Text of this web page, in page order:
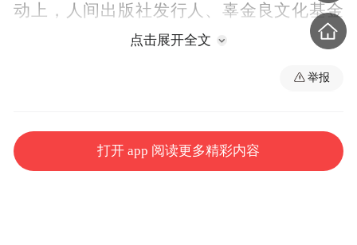
动上，人间出版社发行人、辜金良文化基金
会董事长蓝博洲介绍，在“七七事变”88周年
蓝博洲表示，林书扬是台湾坐牢最久的政治
点击展开全文
举报
打开 app 阅读更多精彩内容